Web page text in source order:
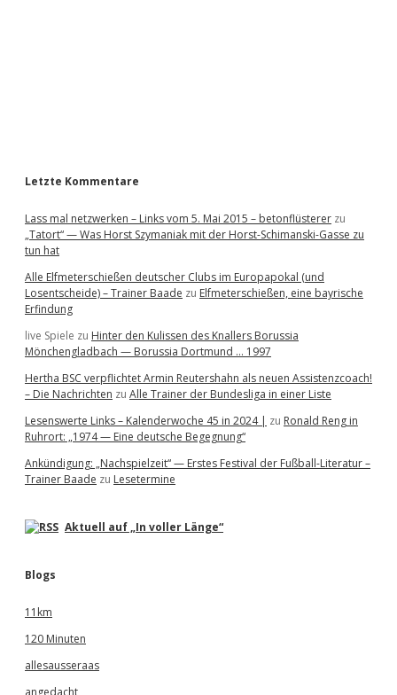
Letzte Kommentare
Lass mal netzwerken – Links vom 5. Mai 2015 – betonflüsterer zu
„Tatort“ — Was Horst Szymaniak mit der Horst-Schimanski-Gasse zu
tun hat
Alle Elfmeterschießen deutscher Clubs im Europapokal (und
Losentscheide) – Trainer Baade zu Elfmeterschießen, eine bayrische
Erfindung
live Spiele zu Hinter den Kulissen des Knallers Borussia
Mönchengladbach — Borussia Dortmund … 1997
Hertha BSC verpflichtet Armin Reutershahn als neuen Assistenzcoach!
– Die Nachrichten zu Alle Trainer der Bundesliga in einer Liste
Lesenswerte Links – Kalenderwoche 45 in 2024 | zu Ronald Reng in
Ruhrort: „1974 — Eine deutsche Begegnung“
Ankündigung: „Nachspielzeit“ — Erstes Festival der Fußball-Literatur –
Trainer Baade zu Lesetermine
Aktuell auf „In voller Länge“
Blogs
11km
120 Minuten
allesausseraas
angedacht